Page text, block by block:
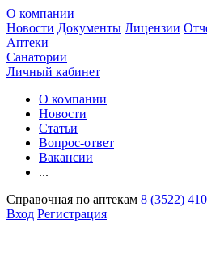
О компании
Новости Документы Лицензии
Аптеки
Санатории
Личный кабинет
О компании
Новости
Статьи
Вопрос-ответ
Вакансии
...
Справочная по аптекам 8 (3522)
Вход Регистрация